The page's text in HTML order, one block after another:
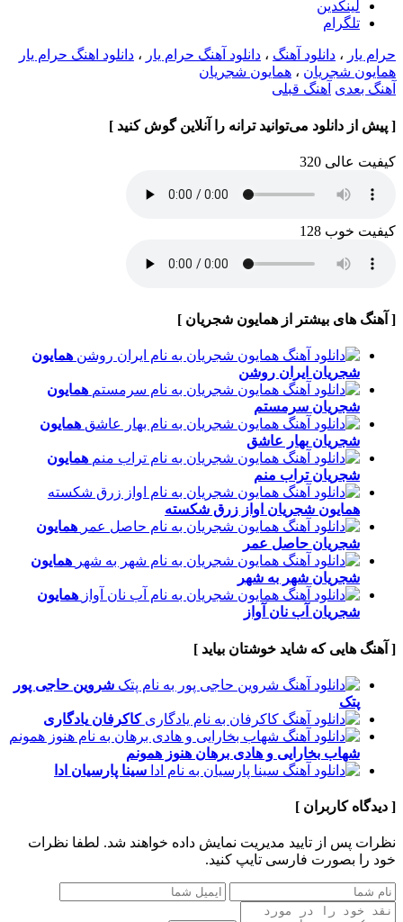
لینکدین
تلگرام
حرام یار ، دانلود آهنگ ، دانلود آهنگ حرام یار ، دانلود اهنگ حرام یار
همایون شجریان ، همایون شجریان
آهنگ بعدی آهنگ قبلی
[ پیش از دانلود می‌توانید ترانه را آنلاین گوش کنید ]
کیفیت عالی 320
کیفیت خوب 128
[ آهنگ های بیشتر از همایون شجریان ]
همایون
شجریان ایران روشن
همایون
شجریان سرمستم
همایون
شجریان بهار عاشق
همایون
شجریانتراب منم
همایون شجریان اواز زرق شکسته
همایون
شجریان حاصل عمر
همایون
شجریان شهر به شهر
همایون
شجریان آب نان آواز
[ آهنگ هایی که شاید خوشتان بیاید ]
شروین حاجی پور
پتک
کاکرفان یادگاری
شهاب بخارایی و هادی برهان هنوز همونم
سینا پارسیان ادا
[ دیدگاه کاربران ]
نظرات پس از تایید مدیریت نمایش داده خواهند شد. لطفا نظرات
خود را بصورت فارسی تایپ کنید.